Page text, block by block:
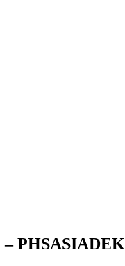
PHSASIADEK